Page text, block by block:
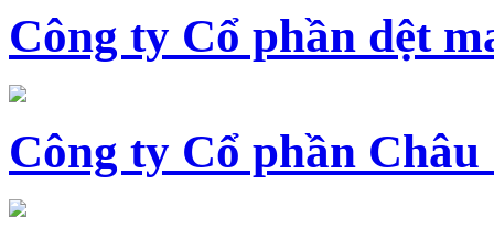
Công ty Cổ phần dệt
Công ty Cổ phần Châu